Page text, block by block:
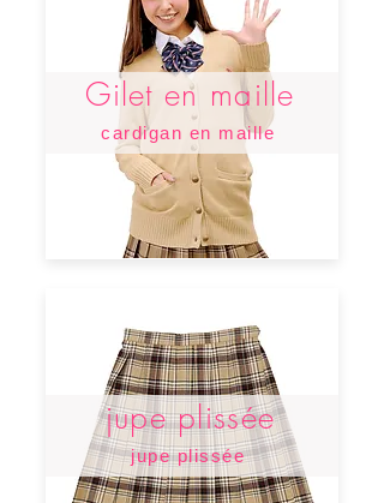
Gilet en maille
cardigan en maille
jupe plissée
jupe plissée